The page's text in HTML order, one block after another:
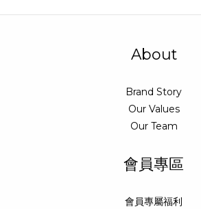
About
Brand Story
Our Values
Our Team
會員專區
會員專屬福利